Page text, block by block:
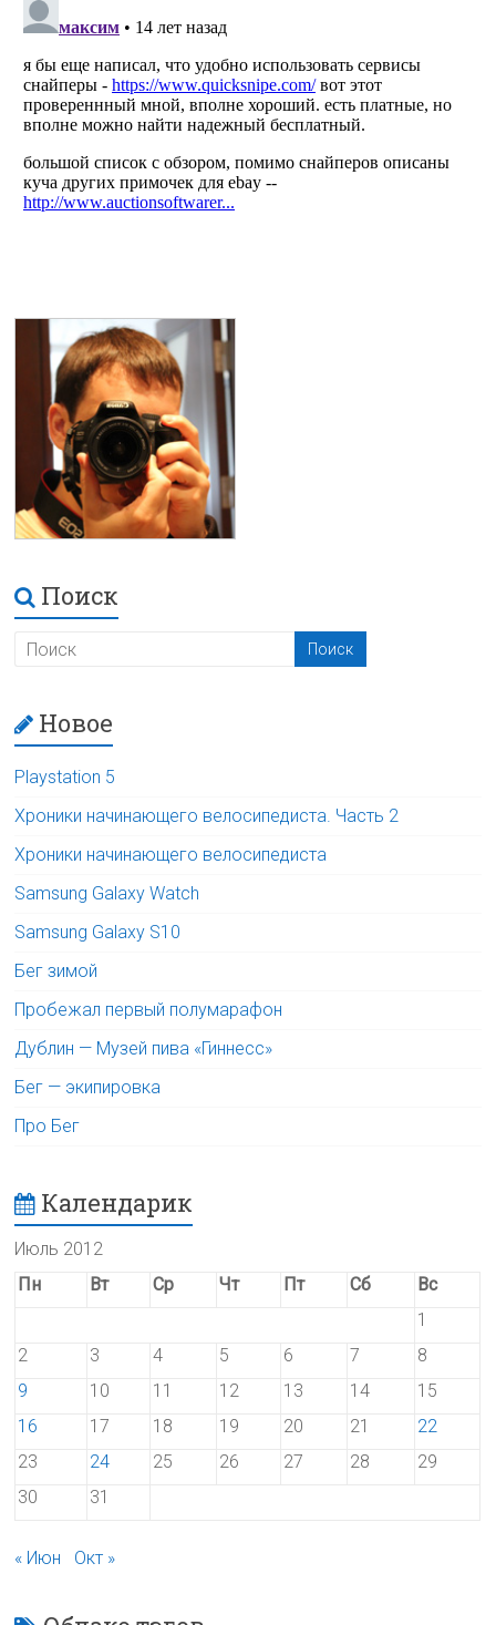
Поиск
Новое
Playstation 5
Хроники начинающего велосипедиста. Часть 2
Хроники начинающего велосипедиста
Samsung Galaxy Watch
Samsung Galaxy S10
Бег зимой
Пробежал первый полумарафон
Дублин — Музей пива «Гиннесс»
Бег — экипировка
Про Бег
Календарик
Июль 2012
Пн
Вт Ср Чт Пт Сб
Вс
1
2
3 4 5 6 7
8
9
10 11 12 13 14
15
16
17 18 19 20 21
22
23
24 25 26 27 28
29
30
31
« Июн Окт »